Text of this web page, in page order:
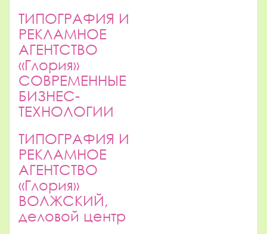
ТИПОГРАФИЯ И
РЕКЛАМНОЕ
АГЕНТСТВО
«Глория»
СОВРЕМЕННЫЕ
БИЗНЕС-
ТЕХНОЛОГИИ
ТИПОГРАФИЯ И
РЕКЛАМНОЕ
АГЕНТСТВО
«Глория»
ВОЛЖСКИЙ,
деловой центр